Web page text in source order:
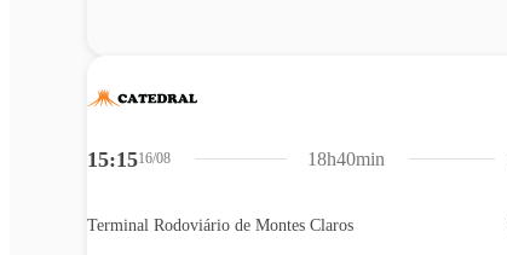
15:1516/08
Terminal Rodoviário de Montes Claros
18h40min